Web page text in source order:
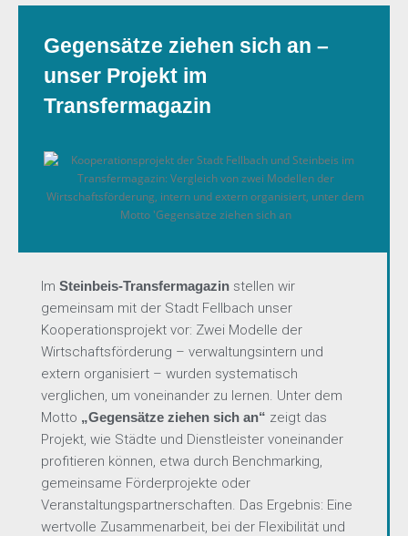
Gegensätze ziehen sich an –
unser Projekt im
Transfermagazin
Im Steinbeis-Transfermagazin stellen wir
gemeinsam mit der Stadt Fellbach unser
Kooperationsprojekt vor: Zwei Modelle der
Wirtschaftsförderung – verwaltungsintern und
extern organisiert – wurden systematisch
verglichen, um voneinander zu lernen. Unter dem
Motto „Gegensätze ziehen sich an“ zeigt das
Projekt, wie Städte und Dienstleister voneinander
profitieren können, etwa durch Benchmarking,
gemeinsame Förderprojekte oder
Veranstaltungspartnerschaften. Das Ergebnis: Eine
wertvolle Zusammenarbeit, bei der Flexibilität und